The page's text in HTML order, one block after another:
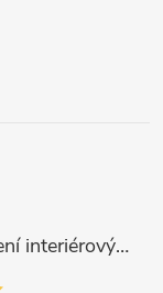
Koch Chemie Top Star 1 L – ošetření interiérových plastů, ochrana a matný vzhled